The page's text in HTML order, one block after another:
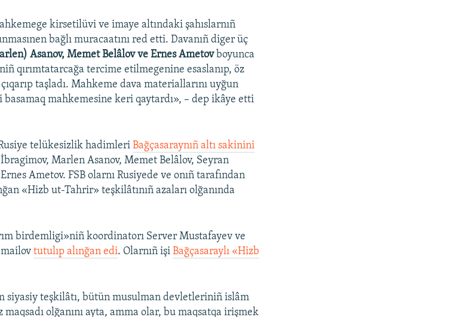
kirsetilüvi ve imaye altındaki şahıslarnıñ
bağlı muracaatını red etti. Davanıñ diger üç
Asanov, Memet Belâlov ve Ernes Ametovboyunca
qırımtatarcağa tercime etilmegenine esaslanıp, öz
taşladı. Mahkeme dava materiallarını uyğun
mahkemesine keri qaytardı», – dep ikâye etti
telükesizlik hadimleriBağçasaraynıñ altı sakinini
Marlen Asanov, Memet Belâlov, Seyran
Ametov. FSB olarnı Rusiyede ve onıñ tarafından
«Hizb ut-Tahrir» teşkilâtınıñ azaları olğanında
birdemligi»niñ koordinatorı Server Mustafayev ve
tutulıp alınğan edi. Olarnıñ işiBağçasaraylı «Hizb
siyasiy teşkilâtı, bütün musulman devletleriniñ islâm
olğanını ayta, amma olar, bu maqsatqa irişmek